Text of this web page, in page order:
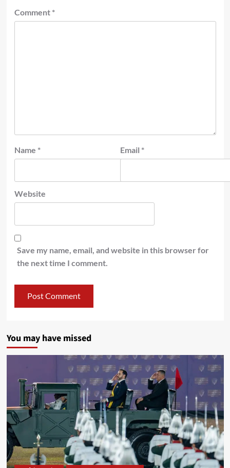
Comment *
Name * Email *
Website
Save my name, email, and website in this browser for
the next time I comment.
You may have missed